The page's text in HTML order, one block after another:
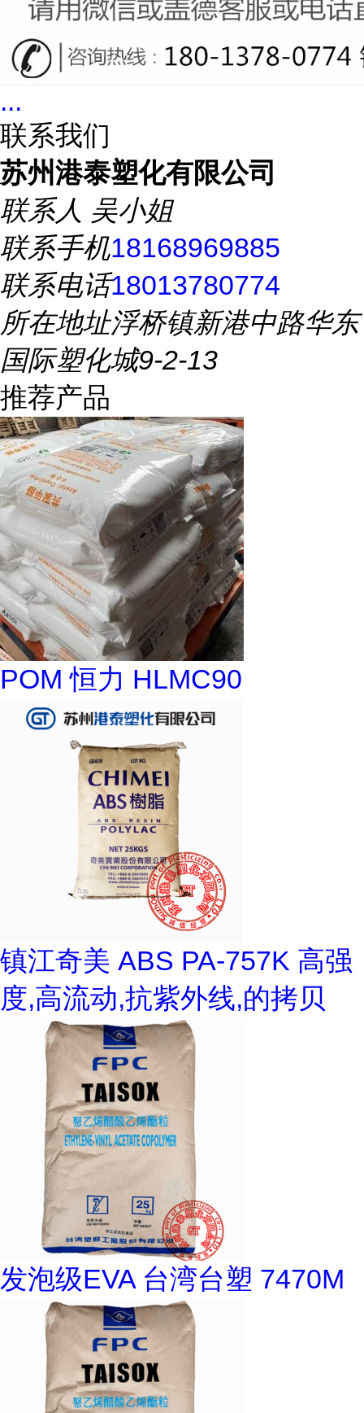
...
联系我们
苏州港泰塑化有限公司
联系人 吴小姐
联系手机18168969885
联系电话18013780774
所在地址浮桥镇新港中路华东
国际塑化城9-2-13
推荐产品
POM 恒力 HLMC90
镇江奇美 ABS PA-757K 高强
度,高流动,抗紫外线,的拷贝
发泡级EVA 台湾台塑 7470M